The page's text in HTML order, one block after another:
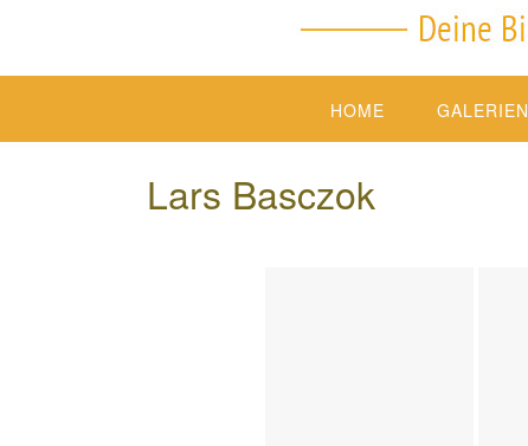
HOME GALERIEN
Lars Basczok